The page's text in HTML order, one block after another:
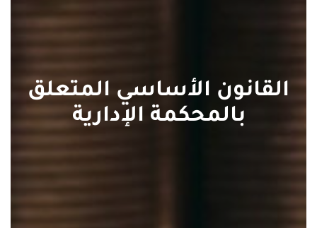
القانون الأساسي المتعلق
بالمحكمة الإدارية